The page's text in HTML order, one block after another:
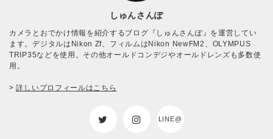
しゅんさんぽ
カメラとおでかけ情報を紹介するブログ『しゅんさんぽ』を運営してい
ます。デジタルはNikon Zf、フィルムはNikon NewFM2、OLYMPUS
TRIP35などを使用。その他オールドコンデジやオールドレンズも多数使
用。
>詳しいプロフィールはこちら
LINE@